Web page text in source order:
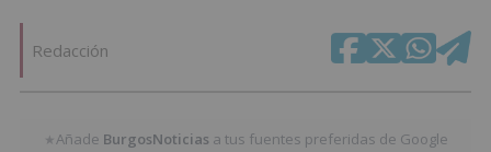
Redacción
★Añade BurgosNoticias a tus fuentes preferidas de Google